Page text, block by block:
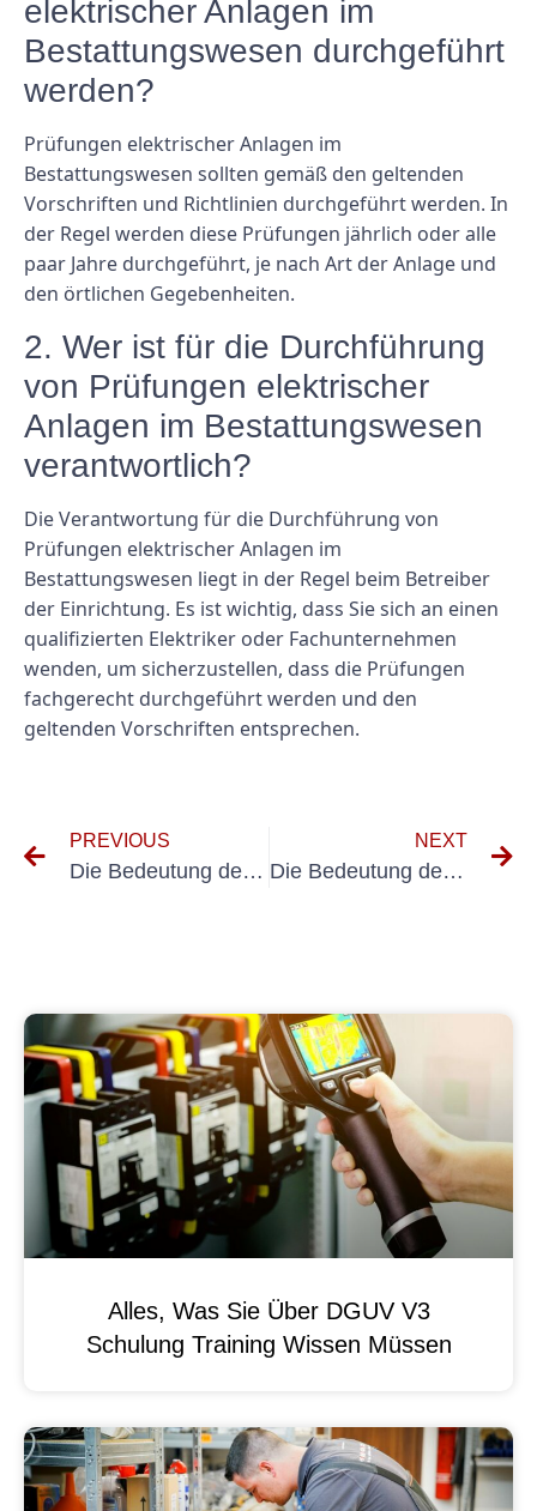
elektrischer Anlagen im
Bestattungswesen durchgeführt
werden?
Prüfungen elektrischer Anlagen im
Bestattungswesen sollten gemäß den geltenden
Vorschriften und Richtlinien durchgeführt werden. In
der Regel werden diese Prüfungen jährlich oder alle
paar Jahre durchgeführt, je nach Art der Anlage und
den örtlichen Gegebenheiten.
2. Wer ist für die Durchführung
von Prüfungen elektrischer
Anlagen im Bestattungswesen
verantwortlich?
Die Verantwortung für die Durchführung von
Prüfungen elektrischer Anlagen im
Bestattungswesen liegt in der Regel beim Betreiber
der Einrichtung. Es ist wichtig, dass Sie sich an einen
qualifizierten Elektriker oder Fachunternehmen
wenden, um sicherzustellen, dass die Prüfungen
fachgerecht durchgeführt werden und den
geltenden Vorschriften entsprechen.
PREVIOUS
Die Bedeutung der DGUV V3-Prüfung für Pflegehelfer verstehen
NEXT
Die Bedeutung der elektrischen Sicherheit in der Pflege: Verständnis der Elektroprüfung Pflegeassistenz
Alles, Was Sie Über DGUV V3
Schulung Training Wissen Müssen